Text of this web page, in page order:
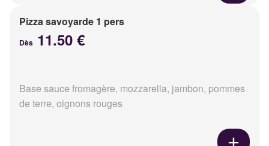
Pizza savoyarde 1 pers
Dès 11.50 €
Base sauce fromagère, mozzarella, jambon, pommes
de terre, oignons rouges